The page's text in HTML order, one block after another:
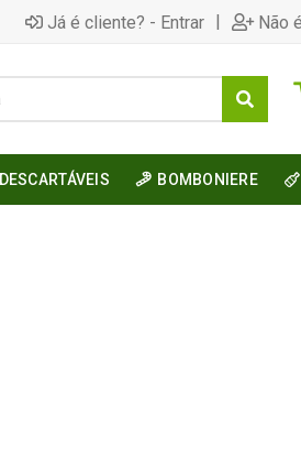
Já é cliente? - Entrar | Não
DESCARTÁVEIS BOMBONIERE